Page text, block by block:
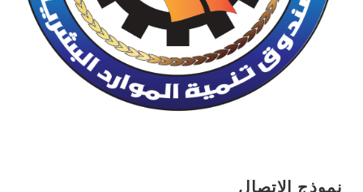
نموذج الاتصال